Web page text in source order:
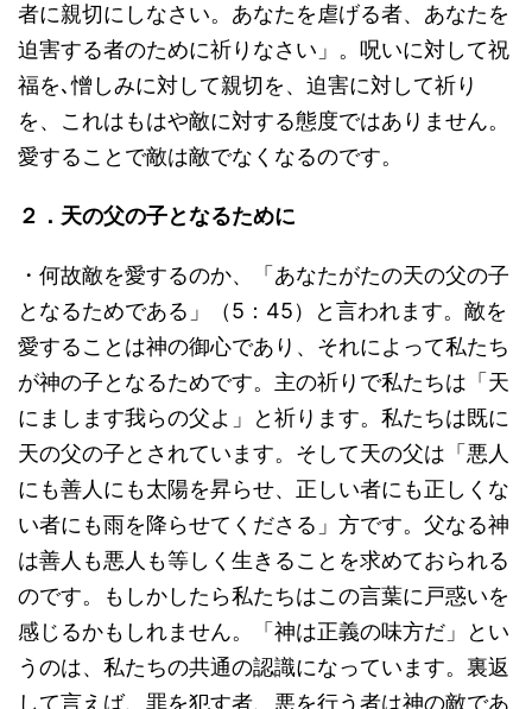
者に親切にしなさい。あなたを虐げる者、あなたを
迫害する者のために祈りなさい」。呪いに対して祝
福を､憎しみに対して親切を、迫害に対して祈り
を、これはもはや敵に対する態度ではありません。
愛することで敵は敵でなくなるのです。
２．天の父の子となるために
・何故敵を愛するのか、「あなたがたの天の父の子
となるためである」（5：45）と言われます。敵を
愛することは神の御心であり、それによって私たち
が神の子となるためです。主の祈りで私たちは「天
にまします我らの父よ」と祈ります。私たちは既に
天の父の子とされています。そして天の父は「悪人
にも善人にも太陽を昇らせ、正しい者にも正しくな
い者にも雨を降らせてくださる」方です。父なる神
は善人も悪人も等しく生きることを求めておられる
のです。もしかしたら私たちはこの言葉に戸惑いを
感じるかもしれません。「神は正義の味方だ」とい
うのは、私たちの共通の認識になっています。裏返
して言えば、罪を犯す者、悪を行う者は神の敵であ